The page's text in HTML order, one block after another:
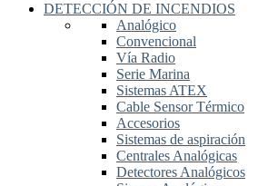
DETECCIÓN DE INCENDIOS
Analógico
Convencional
Vía Radio
Serie Marina
Sistemas ATEX
Cable Sensor Térmico
Accesorios
Sistemas de aspiración
Centrales Analógicas
Detectores Analógicos